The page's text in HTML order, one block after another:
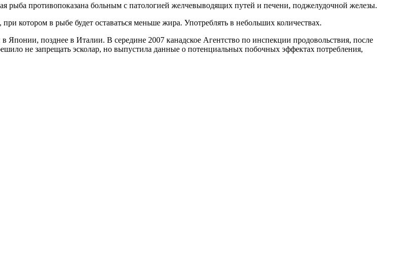
рыба противопоказана больным с патологией желчевыводящих путей и печени, поджелудочной железы.
котором в рыбе будет оставаться меньше жира. Употреблять в небольших количествах.
Японии, позднее в Италии. В середине 2007 канадское Агентство по инспекции продовольствия, после
не запрещать эсколар, но выпустила данные о потенциальных побочных эффектах потребления,